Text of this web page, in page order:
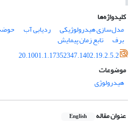
کلیدواژه‌ها
مدل‌سازی هیدرولوژیکی
ردیابی آب
برف
تابع زمان پیمایش
20.1001.1.17352347.1402.19.2.5.2
موضوعات
هیدرولوژی
عنوان مقاله English